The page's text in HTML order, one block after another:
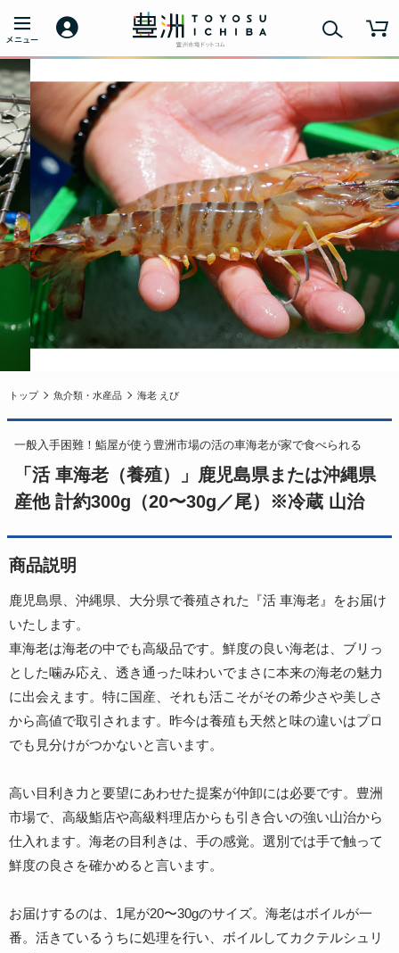
トップ 魚介類・水産品 海老 えび
一般入手困難！鮨屋が使う豊洲市場の活の車海老が家で食べられる
「活 車海老（養殖）」鹿児島県または沖縄県
産他 計約300g（20〜30g／尾）※冷蔵 山治
商品説明
鹿児島県、沖縄県、大分県で養殖された『活 車海老』をお届け
いたします。
車海老は海老の中でも高級品です。鮮度の良い海老は、ブリっ
とした噛み応え、透き通った味わいでまさに本来の海老の魅力
に出会えます。特に国産、それも活こそがその希少さや美しさ
から高値で取引されます。昨今は養殖も天然と味の違いはプロ
でも見分けがつかないと言います。
高い目利き力と要望にあわせた提案が仲卸には必要です。豊洲
市場で、高級鮨店や高級料理店からも引き合いの強い山治から
仕入れます。海老の目利きは、手の感覚。選別では手で触って
鮮度の良さを確かめると言います。
お届けするのは、1尾が20〜30gのサイズ。海老はボイルが一
番。活きているうちに処理を行い、ボイルしてカクテルシュリ